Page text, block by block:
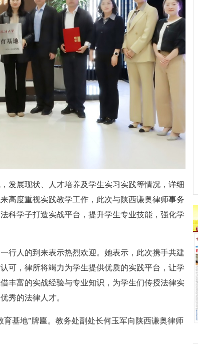
发展现状、人才培养及学生实习实践等情况，详细
高度重视实践教学工作，此次与陕西谦奥律师事务
科学子打造实战平台，提升学生专业技能，强化学
行人的到来表示热烈欢迎。她表示，此次携手共建
可，律所将竭力为学生提供优质的实践平台，让学
丰富的实战经验与专业知识，为学生们传授法律实
秀的法律人才。
基地”牌匾。教务处副处长何玉军向陕西谦奥律师